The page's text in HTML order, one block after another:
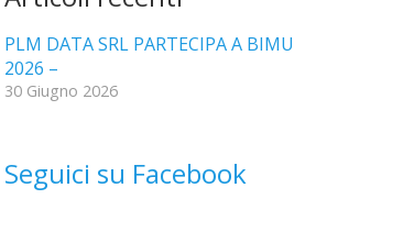
PLM DATA SRL PARTECIPA A BIMU
2026 –
30 Giugno 2026
Seguici su Facebook